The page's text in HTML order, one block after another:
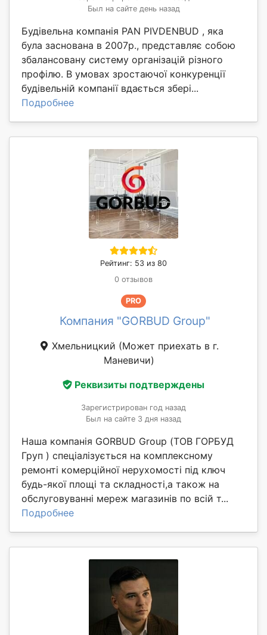
Был на сайте день назад
Будівельна компанія PAN PIVDENBUD , яка
була заснована в 2007р., представляє собою
збалансовану систему організацій різного
профілю. В умовах зростаючої конкуренції
будівельній компанії вдається збері...
Подробнее
Рейтинг: 53 из 80
0 отзывов
PRO
Компания "GORBUD Group"
Хмельницкий (Может приехать в г.
Маневичи)
Реквизиты подтверждены
Зарегистрирован год назад
Был на сайте 3 дня назад
Наша компанія GORBUD Group (ТОВ ГОРБУД
Груп ) спеціалізується на комплексному
ремонті комерційної нерухомості під ключ
будь-якої площі та складності,а також на
обслуговуванні мереж магазинів по всій т...
Подробнее